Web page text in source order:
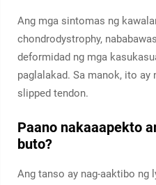
Ang mga sintomas ng
chondrodystrophy,
deformidad ng mga
paglalakad. Sa manok, ito ay
slipped tendon.
Paano nakaaapekto
buto?
Ang tanso ay nag-aaktibo ng